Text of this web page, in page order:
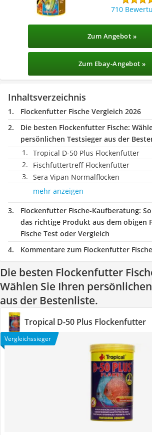
710
Zum Angebot »
Zum Ebay-Angebot »
Inhaltsverzeichnis
Flockenfutter Fische Vergleich 2026
Die besten Flockenfutter Fische:
persönlichen Testsieger aus der
Tropical D-50 Plus Flockenfutter
Fischfuttertreff Flockenfutter
Sera Vipan Normalflocken
mehr anzeigen
Flockenfutter Fische-Kaufberatung:
das richtige Produkt aus dem obigen
Fische Test oder Vergleich
Kommentare zum Flockenfutter
Die besten Flockenfutter
Wählen Sie Ihren
aus der Bestenliste.
Tropical D-50 Plus Flockenfutter
Vergleichssieger